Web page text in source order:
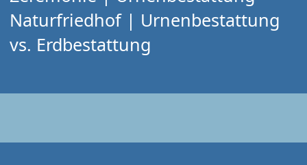
Naturfriedhof | Urnenbestattung
vs. Erdbestattung